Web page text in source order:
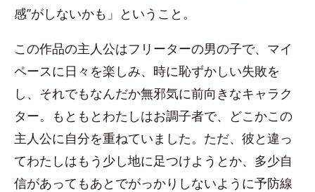
感”がしないかも」ということ。
この作品の主人公はフリーターの男の子で、マイ
ペースに日々を楽しみ、時に恥ずかしい失敗を
し、それでもなんだか無邪気に前向きなキャラク
ター。もともとわたしはお調子者で、どこかこの
主人公に自分を重ねていました。ただ、彼と違っ
てわたしはもう少し地に足つけようとか、多少自
信があってもあとでがっかりしないように予防線